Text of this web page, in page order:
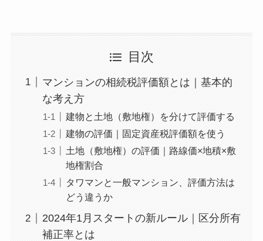
目次
マンションの相続税評価額とは｜基本的
な考え方
建物と土地（敷地権）を分けて評価する
建物の評価｜固定資産税評価額を使う
土地（敷地権）の評価｜路線価×地積×敷
地権割合
タワマンと一般マンション、評価方法は
どう違うか
2024年1月スタートの新ルール｜区分所有
補正率とは
費用対効果の試算｜税理士報酬 vs 節税・リ
初回相談で確認すべき質問リスト
よくある質問（FAQ）
Q. マンションの相続税評価額は市場価格
（時価）と同じですか？
用されますか？
Q. 相続したマンションに住宅ローンが残っ
ている場合はどうなりますか？
Q. 相続したマンションを売却する場合、相
続税と譲渡所得税の二重課税になります
か？
Q. タワーマンションと一般マンションで相